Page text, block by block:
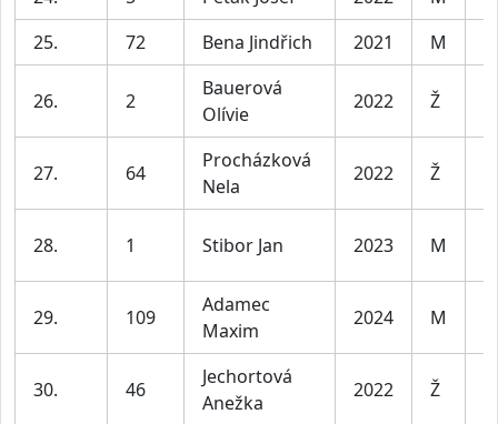
25.
72 Bena Jindřich 2021 M
26. 2
Bauerová
Olívie
2022 Ž
27. 64
Procházková
Nela
2022 Ž
28. 1 Stibor Jan 2023 M
29. 109
Adamec
Maxim
2024 M
30. 46
Jechortová
Anežka
2022 Ž